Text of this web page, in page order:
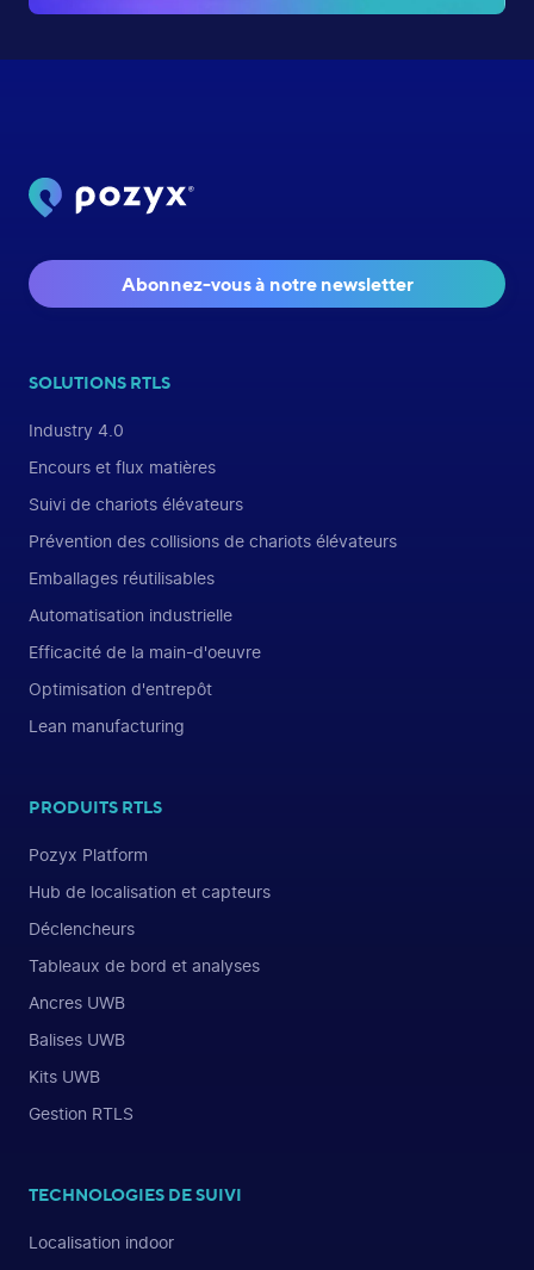
Abonnez-vous à notre newsletter
SOLUTIONS RTLS
Industry 4.0
Encours et flux matières
Suivi de chariots élévateurs
Prévention des collisions de chariots élévateurs
Emballages réutilisables
Automatisation industrielle
Efficacité de la main-d'oeuvre
Optimisation d'entrepôt
Lean manufacturing
PRODUITS RTLS
Pozyx Platform
Hub de localisation et capteurs
Déclencheurs
Tableaux de bord et analyses
Ancres UWB
Balises UWB
Kits UWB
Gestion RTLS
TECHNOLOGIES DE SUIVI
Localisation indoor